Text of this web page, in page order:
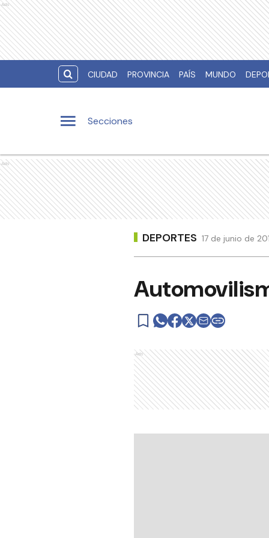
Ads
CIUDAD PROVINCIA PAÍS MUNDO
Secciones
Ads
DEPORTES 17 de junio de
Ads